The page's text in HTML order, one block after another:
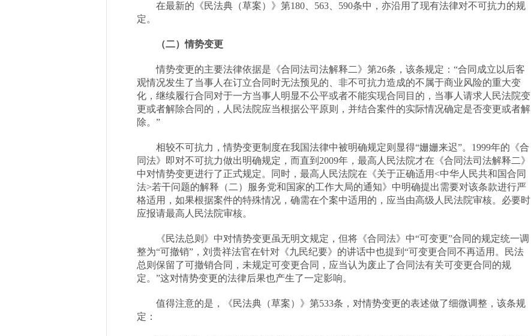
在最新的《民法典（草案）》第180 563 590条中，亦沿用了现有法律对不可抗力的规
定。
（二）情势变更
情势变更的主要法律依据是《合同法司法解释二》第26条，该条规定：“合同成立以后客
观情况发生了当事人在订立合同时无法预见的、非不可抗力造成的不属于商业风险的重大变
化，继续履行合同对于一方当事人明显不公平或者不能实现合同目的，当事人请求人民法院变
更或者解除合同的，人民法院应当根据公平原则，并结合案件的实际情况确定是否变更或者解
除。”
相较不可抗力，情势变更制度在我国法律中被明确规定则显得“姗姗来迟”。 1999年的《合
同法》即对不可抗力做出明确规定，而直到 2009年，最高人民法院才在《合同法司法解释二》
中对情势变更进行了正式规定。同时，最高人民法院在《关于正确适用 <中华人民共和国合同
法>若干问题的解释（二）服务党和国家的工作大局的通知》中明确提出需要对该条款进行严
格适用，如果根据案件的特殊情况，确需在个案中适用的，应当由高级人民法院审核。必要时
应报请最高人民法院审核。
《民法总则》中对情势变更虽无明文规定，但将《合同法》中“可变更”合同的规定统一调
整为“可撤销”，刘贵祥法官在针对《九民纪要》的讲话中也提到“可变更合同不再适用。民法
总则保留了可撤销合同，未规定可变更合同，应当认为废止了合同法有关可变更合同的规
定。”这对情势变更的法律后果也产生了一定影响。
值得注意的是，《民法典（草案）》第533条，对情势变更的表述做了细微调整，该条规
定：